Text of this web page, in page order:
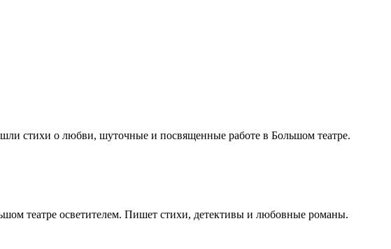
стихи о любви, шуточные и посвященные работе в Большом театре.
театре осветителем. Пишет стихи, детективы и любовные романы.